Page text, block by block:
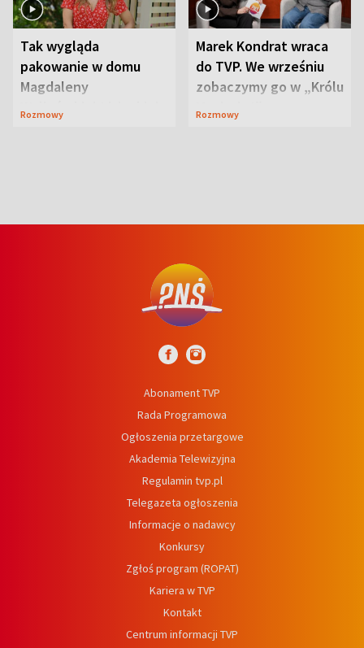
Tak wygląda
pakowanie w domu
Magdaleny
Waligórskiej-Lisieckiej.
Rozmowy
Marek Kondrat wraca
do TVP. We wrześniu
zobaczymy go w „Królu
Maciusiu I”
Rozmowy
Abonament TVP
Rada Programowa
Ogłoszenia przetargowe
Akademia Telewizyjna
Regulamin tvp.pl
Telegazeta ogłoszenia
Informacje o nadawcy
Konkursy
Zgłoś program (ROPAT)
Kariera w TVP
Kontakt
Centrum informacji TVP